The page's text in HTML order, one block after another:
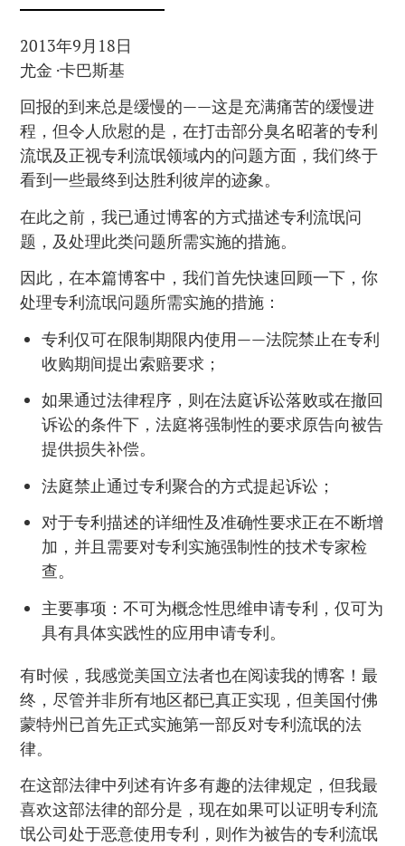
2013年9月18日
尤金 ·卡巴斯基
回报的到来总是缓慢的——这是充满痛苦的缓慢进
程，但令人欣慰的是，在打击部分臭名昭著的专利
流氓及正视专利流氓领域内的问题方面，我们终于
看到一些最终到达胜利彼岸的迹象。
在此之前，我已通过博客的方式描述专利流氓问
题，及处理此类问题所需实施的措施。
因此，在本篇博客中，我们首先快速回顾一下，你
处理专利流氓问题所需实施的措施：
专利仅可在限制期限内使用——法院禁止在专利
收购期间提出索赔要求；
如果通过法律程序，则在法庭诉讼落败或在撤回
诉讼的条件下，法庭将强制性的要求原告向被告
提供损失补偿。
法庭禁止通过专利聚合的方式提起诉讼；
对于专利描述的详细性及准确性要求正在不断增
加，并且需要对专利实施强制性的技术专家检
查。
主要事项：不可为概念性思维申请专利，仅可为
具有具体实践性的应用申请专利。
有时候，我感觉美国立法者也在阅读我的博客！最
终，尽管并非所有地区都已真正实现，但美国付佛
蒙特州已首先正式实施第一部反对专利流氓的法
律。
在这部法律中列述有许多有趣的法律规定，但我最
喜欢这部法律的部分是，现在如果可以证明专利流
氓公司处于恶意使用专利，则作为被告的专利流氓